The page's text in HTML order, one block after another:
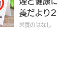
養だより
栄養のはなし